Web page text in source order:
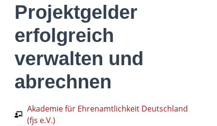
Projektgelder
erfolgreich
verwalten und
abrechnen
Akademie für Ehrenamtlichkeit Deutschland
(fjs e.V.)